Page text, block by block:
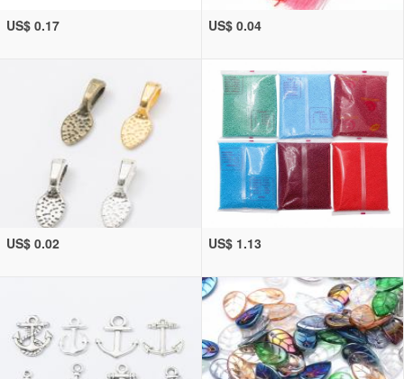
US$ 0.17 US$ 0.04
US$ 0.02 US$ 1.13